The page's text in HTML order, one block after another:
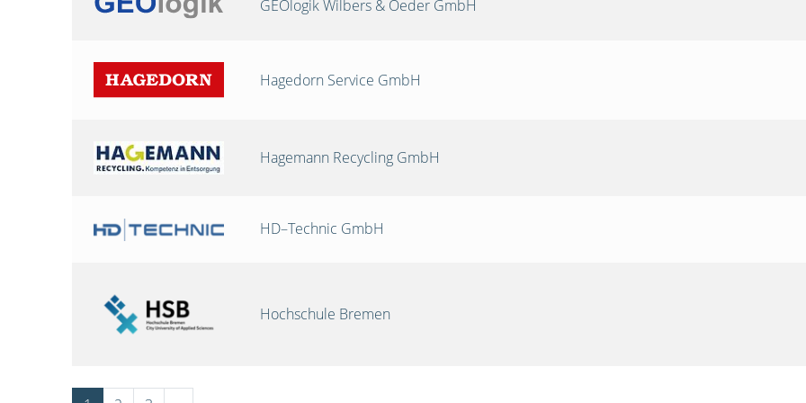
GEOlogik Wilbers & Oeder GmbH
Hagedorn Service GmbH
Hagemann Recycling GmbH
HD–Technic GmbH
Hochschule Bremen